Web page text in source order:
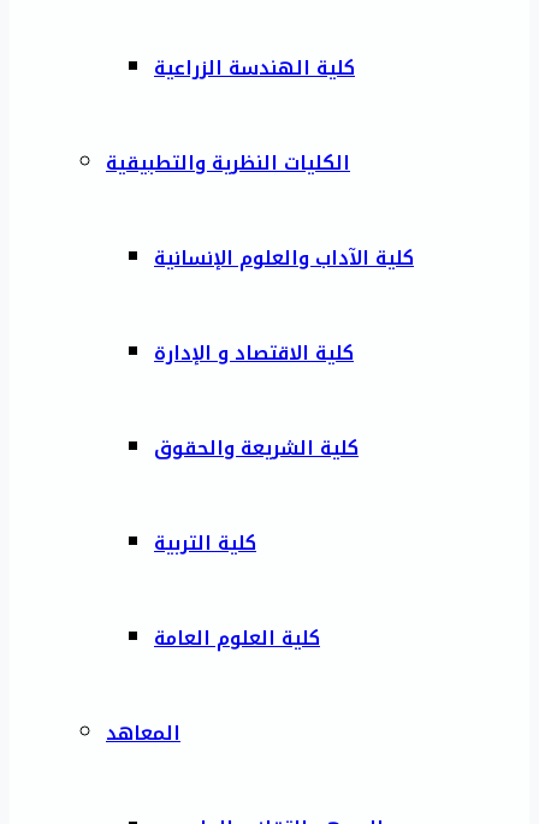
كلية الهندسة الزراعية
الكليات النظرية والتطبيقية
كلية الآداب والعلوم الإنسانية
كلية الاقتصاد و الإدارة
كلية الشريعة والحقوق
كلية التربية
كلية العلوم العامة
المعاهد